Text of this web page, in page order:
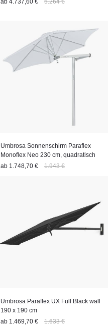
ab 4.737,60 € 5.264 €
Umbrosa Sonnenschirm Paraflex
Monoflex Neo 230 cm, quadratisch
ab 1.748,70 € 1.943 €
Umbrosa Paraflex UX Full Black wall
190 x 190 cm
ab 1.469,70 € 1.633 €